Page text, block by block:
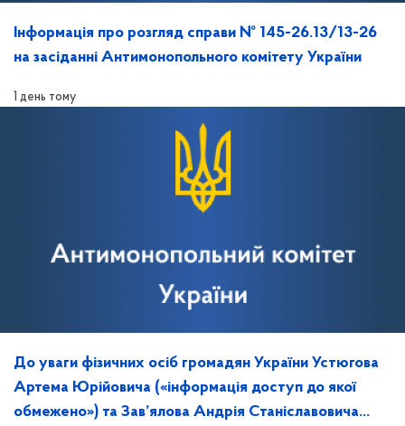
Інформація про розгляд справи № 145-26.13/13-26
на засіданні Антимонопольного комітету України
1 день тому
До уваги фізичних осіб громадян України Устюгова
Артема Юрійовича («інформація доступ до якої
обмежено») та Зав’ялова Андрія Станіславовича